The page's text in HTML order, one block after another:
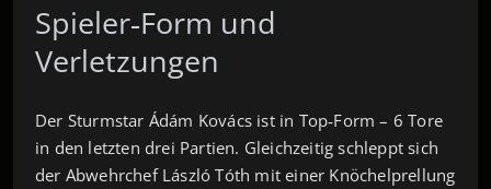
Spieler‑Form und
Verletzungen
Der Sturmstar Ádám Kovács ist in Top‑Form – 6 Tore
in den letzten drei Partien. Gleichzeitig schleppt sich
der Abwehrchef László Tóth mit einer Knöchelprellung